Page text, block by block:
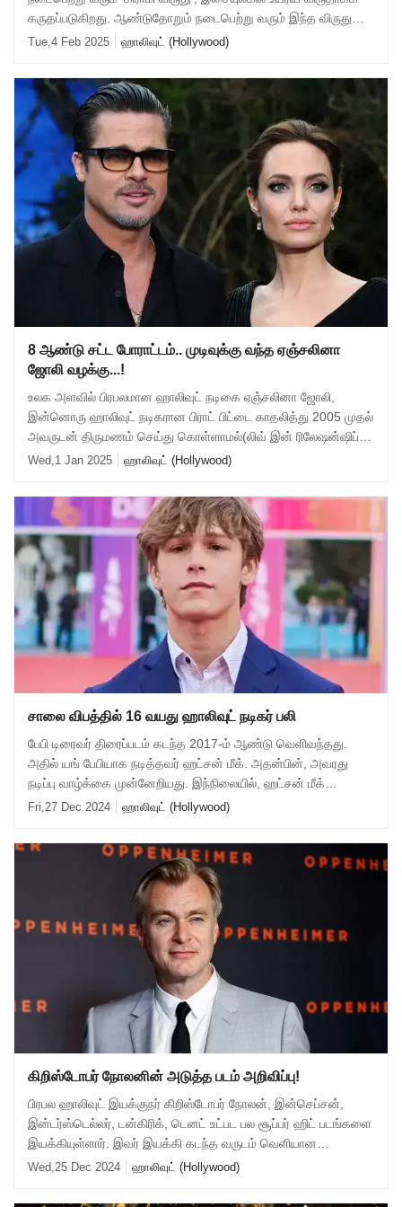
கருதப்படுகிறது. ஆண்டுதோறும் நடைபெற்று வரும் இந்த விருது
விழா, இந்த ஆண்டும் அமெரிக்காவின் லாஸ
Tue,4 Feb 2025 ஹாலிவுட் (Hollywood)
8 ஆண்டு சட்ட போராட்டம்.. முடிவுக்கு வந்த ஏஞ்சலினா
ஜோலி வழக்கு...!
உலக அளவில் பிரபலமான ஹாலிவுட் நடிகை ஏஞ்சலினா ஜோலி,
இன்னொரு ஹாலிவுட் நடிகரான பிராட் பிட்டை காதலித்து 2005 முதல்
அவருடன் திருமணம் செய்து கொள்ளாமல்(லிவ் இன் ரிலேஷன்ஷிப்)
வாழ்ந்து வந்தார். பின்பு 2014ஆம்
Wed,1 Jan 2025 ஹாலிவுட் (Hollywood)
சாலை விபத்தில் 16 வயது ஹாலிவுட் நடிகர் பலி
பேபி டிரைவர் திரைப்படம் கடந்த 2017-ம் ஆண்டு வெளிவந்தது.
அதில் யங் பேபியாக நடித்தவர் ஹட்சன் மீக். அதன்பின், அவரது
நடிப்பு வாழ்க்கை முன்னேறியது. இந்நிலையில், ஹட்சன் மீக்
அலபாமாவின் வெஸ்டாவியா ஹில்ஸ் பக
Fri,27 Dec 2024 ஹாலிவுட் (Hollywood)
கிறிஸ்​டோபர் நோலனின் அடுத்த படம் அறிவிப்பு!
பிரபல ஹாலிவுட் இயக்குநர் கிறிஸ்டோபர் நோலன், இன்செப்சன்,
இன்டர்ஸ்டெல்லர், டன்கிரிக், டெனட் உட்பட பல சூப்பர் ஹிட் படங்களை
இயக்கியுள்ளார். இவர் இயக்கி கடந்த வருடம் வெளியான
‘ஓபன்ஹெய்மர்’ திரைப்படம் 7 ஆஸ்
Wed,25 Dec 2024 ஹாலிவுட் (Hollywood)